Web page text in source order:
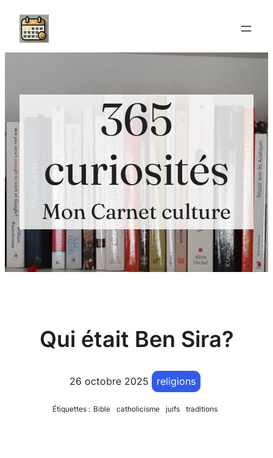
Aller
contenu
365
curiosités
Mon Carnet culture
Qui était Ben Sira?
26 octobre 2025 religions
Étiquettes : Bible catholicisme juifs traditions